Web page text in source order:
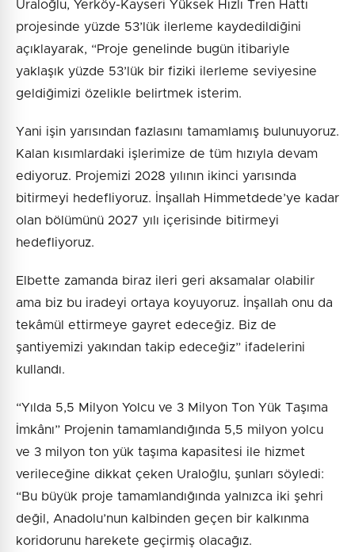
Uraloğlu, Yerköy-Kayseri Yüksek Hızlı Tren Hattı
projesinde yüzde 53’lük ilerleme kaydedildiğini
açıklayarak, “Proje genelinde bugün itibariyle
yaklaşık yüzde 53’lük bir fiziki ilerleme seviyesine
geldiğimizi özelikle belirtmek isterim.
Yani işin yarısından fazlasını tamamlamış bulunuyoruz.
Kalan kısımlardaki işlerimize de tüm hızıyla devam
ediyoruz. Projemizi 2028 yılının ikinci yarısında
bitirmeyi hedefliyoruz. İnşallah Himmetdede’ye kadar
olan bölümünü 2027 yılı içerisinde bitirmeyi
hedefliyoruz.
Elbette zamanda biraz ileri geri aksamalar olabilir
ama biz bu iradeyi ortaya koyuyoruz. İnşallah onu da
tekâmül ettirmeye gayret edeceğiz. Biz de
şantiyemizi yakından takip edeceğiz” ifadelerini
kullandı.
“Yılda 5,5 Milyon Yolcu ve 3 Milyon Ton Yük Taşıma
İmkânı” Projenin tamamlandığında 5,5 milyon yolcu
ve 3 milyon ton yük taşıma kapasitesi ile hizmet
verileceğine dikkat çeken Uraloğlu, şunları söyledi:
“Bu büyük proje tamamlandığında yalnızca iki şehri
değil, Anadolu’nun kalbinden geçen bir kalkınma
koridorunu harekete geçirmiş olacağız.